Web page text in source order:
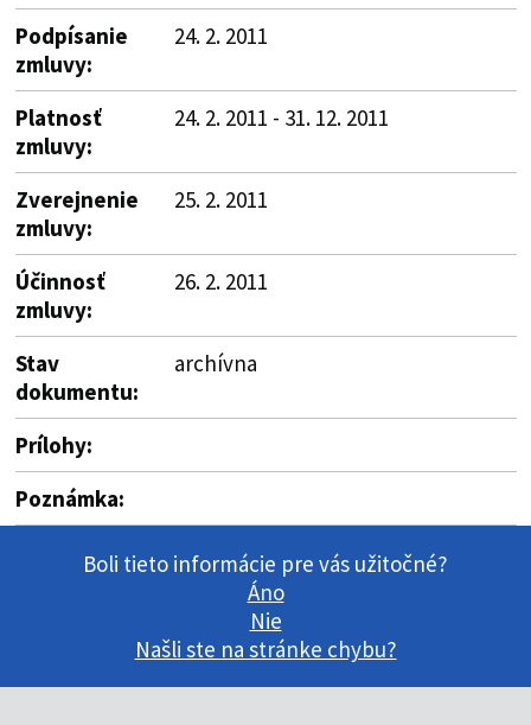
Podpísanie
zmluvy:
24. 2. 2011
Platnosť
zmluvy:
24. 2. 2011 - 31. 12. 2011
Zverejnenie
zmluvy:
25. 2. 2011
Účinnosť
zmluvy:
26. 2. 2011
Stav
dokumentu:
archívna
Prílohy:
Poznámka:
Boli tieto informácie pre vás užitočné?
Áno
Nie
Našli ste na stránke chybu?